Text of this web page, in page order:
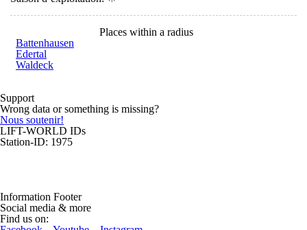
Places within a radius
Battenhausen
Edertal
Waldeck
Support
Wrong data or something is missing?
Nous soutenir!
LIFT-WORLD IDs
Station-ID: 1975
Information Footer
Social media & more
Find us on: